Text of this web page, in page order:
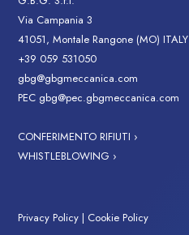
Via Campania 3
41051, Montale Rangone (MO) ITALY
+39 059 531050
gbg@gbgmeccanica.com
PEC gbg@pec.gbgmeccanica.com
CONFERIMENTO RIFIUTI ›
WHISTLEBLOWING ›
Privacy Policy | Cookie Policy